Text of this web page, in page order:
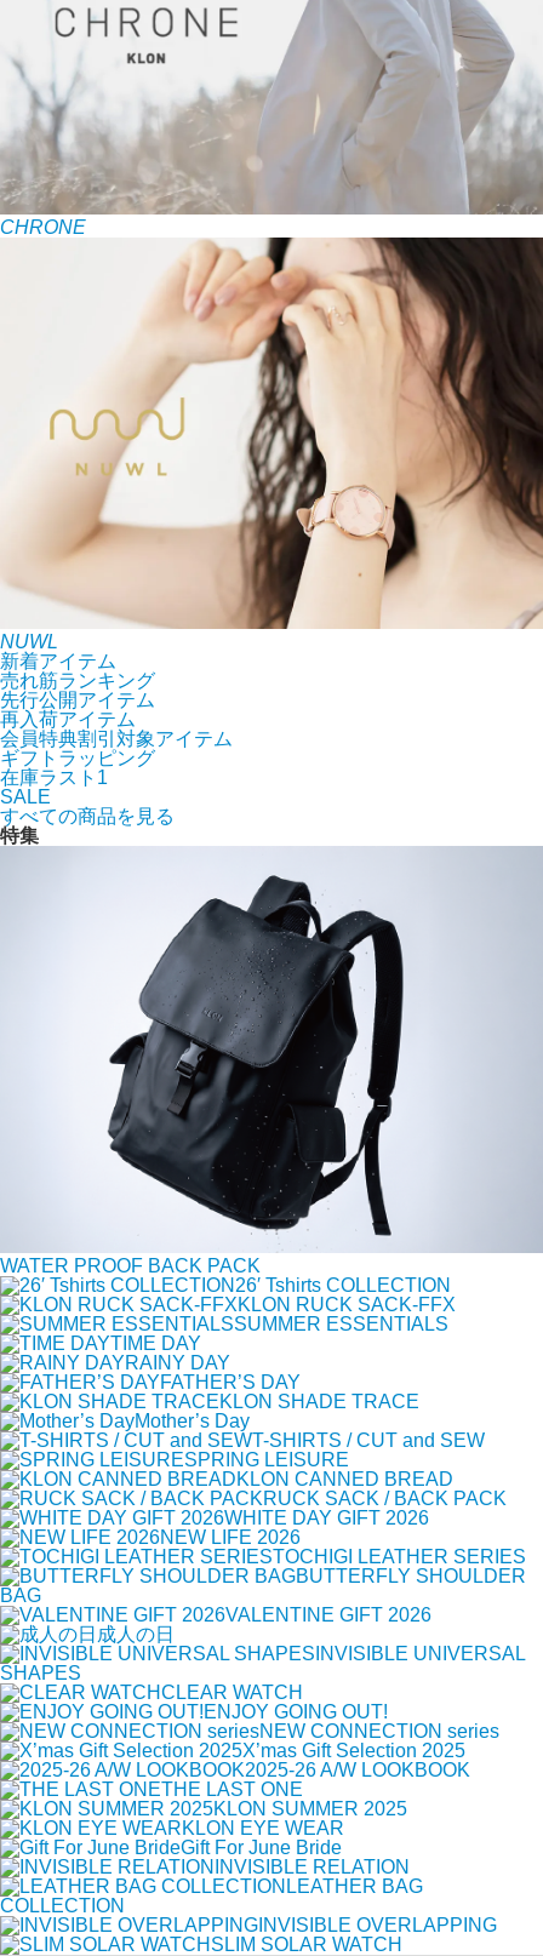
CHRONE
NUWL
新着アイテム
売れ筋ランキング
先行公開アイテム
再入荷アイテム
会員特典割引対象アイテム
ギフトラッピング
在庫ラスト1
SALE
すべての商品を見る
特集
WATER PROOF BACK PACK
26′ Tshirts COLLECTION
KLON RUCK SACK-FFX
SUMMER ESSENTIALS
TIME DAY
RAINY DAY
FATHER’S DAY
KLON SHADE TRACE
Mother’s Day
T-SHIRTS / CUT and SEW
SPRING LEISURE
KLON CANNED BREAD
RUCK SACK / BACK PACK
WHITE DAY GIFT 2026
NEW LIFE 2026
TOCHIGI LEATHER SERIES
BUTTERFLY SHOULDER
BAG
VALENTINE GIFT 2026
成人の日
INVISIBLE UNIVERSAL
SHAPES
CLEAR WATCH
ENJOY GOING OUT!
NEW CONNECTION series
X’mas Gift Selection 2025
2025-26 A/W LOOKBOOK
THE LAST ONE
KLON SUMMER 2025
KLON EYE WEAR
Gift For June Bride
INVISIBLE RELATION
LEATHER BAG
COLLECTION
INVISIBLE OVERLAPPING
SLIM SOLAR WATCH